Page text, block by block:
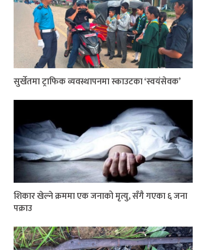
सुर्खेतमा ट्राफिक व्यवस्थापनमा स्काउटका ‘स्वयंसेवक’
शिकार खेल्ने क्रममा एक जनाको मृत्यु, सँगै गएका ६ जना
पक्राउ